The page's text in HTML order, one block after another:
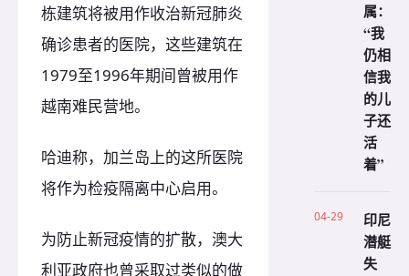
栋建筑将被用作收治新冠肺炎
确诊患者的医院，这些建筑在
1979至1996年期间曾被用作
越南难民营地。
哈迪称，加兰岛上的这所医院
将作为检疫隔离中心启用。
为防止新冠疫情的扩散，澳大
利亚政府也曾采取过类似的做
属：
“我
仍相
信我
的儿
子还
活
着”
04-29
印尼
潜艇
失